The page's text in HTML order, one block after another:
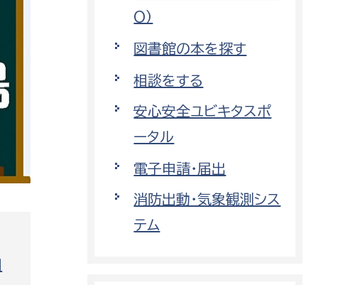
小田原のことを知りたい
イベント・講座などに参加したい
環境政策課
ゼロカーボン推進課
環境保護課
環境事業センター
都市政策課
O）
図書館の本を探す
相談をする
安心安全ユビキタスポ
ータル
電子申請・届出
消防出動・気象観測シス
テム